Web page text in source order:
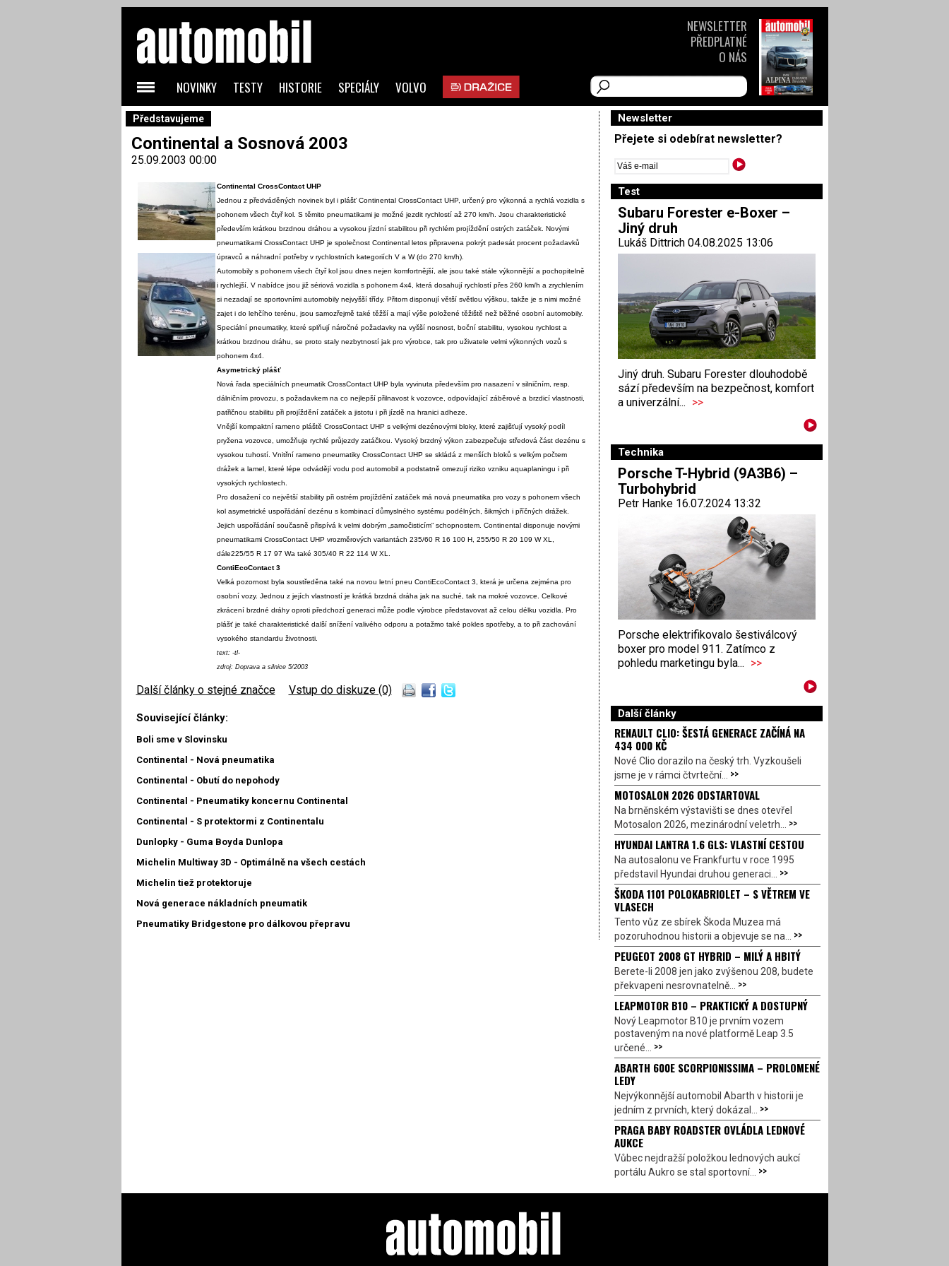
Představujeme
Continental a Sosnová 2003
25.09.2003 00:00
Continental CrossContact UHP
Jednou z předváděných novinek byl i plášť Continental CrossContact UHP, určený pro výkonná a rychlá vozidla s
pohonem všech čtyř kol. S těmito pneumatikami je možné jezdit rychlostí až 270 km/h. Jsou charakteristické
především krátkou brzdnou dráhou a vysokou jízdní stabilitou při rychlém projíždění ostrých zatáček. Novými
pneumatikami CrossContact UHP je společnost Continental letos připravena pokrýt padesát procent požadavků
úpravců a náhradní potřeby v rychlostních kategoriích V a W (do 270 km/h).
Automobily s pohonem všech čtyř kol jsou dnes nejen komfortnější, ale jsou také stále výkonnější a pochopitelně
i rychlejší. V nabídce jsou již sériová vozidla s pohonem 4x4, která dosahují rychlostí přes 260 km/h a zrychlením
si nezadají se sportovními automobily nejvyšší třídy. Přitom disponují větší světlou výškou, takže je s nimi možné
zajet i do lehčího terénu, jsou samozřejmě také těžší a mají výše položené těžiště než běžné osobní automobily.
Speciální pneumatiky, které splňují náročné požadavky na vyšší nosnost, boční stabilitu, vysokou rychlost a
krátkou brzdnou dráhu, se proto staly nezbytností jak pro výrobce, tak pro uživatele velmi výkonných vozů s
pohonem 4x4.
Asymetrický plášť
Nová řada speciálních pneumatik CrossContact UHP byla vyvinuta především pro nasazení v silničním, resp.
dálničním provozu, s požadavkem na co nejlepší přilnavost k vozovce, odpovídající záběrové a brzdicí vlastnosti,
patřičnou stabilitu při projíždění zatáček a jistotu i při jízdě na hranici adheze.
Vnější kompaktní rameno pláště CrossContact UHP s velkými dezénovými bloky, které zajišťují vysoký podíl
pryžena vozovce, umožňuje rychlé průjezdy zatáčkou. Vysoký brzdný výkon zabezpečuje středová část dezénu s
vysokou tuhostí. Vnitřní rameno pneumatiky CrossContact UHP se skládá z menších bloků s velkým počtem
drážek a lamel, které lépe odvádějí vodu pod automobil a podstatně omezují riziko vzniku aquaplaningu i při
vysokých rychlostech.
Pro dosažení co největší stability při ostrém projíždění zatáček má nová pneumatika pro vozy s pohonem všech
kol asymetrické uspořádání dezénu s kombinací důmyslného systému podélných, šikmých i příčných drážek.
Jejich uspořádání současně přispívá k velmi dobrým „samočisticím“ schopnostem. Continental disponuje novými
pneumatikami CrossContact UHP vrozměrových variantách 235/60 R 16 100 H, 255/50 R 20 109 W XL,
dále225/55 R 17 97 Wa také 305/40 R 22 114 W XL.
ContiEcoContact 3
Velká pozornost byla soustředěna také na novou letní pneu ContiEcoContact 3, která je určena zejména pro
osobní vozy. Jednou z jejích vlastností je krátká brzdná dráha jak na suché, tak na mokré vozovce. Celkové
zkrácení brzdné dráhy oproti předchozí generaci může podle výrobce představovat až celou délku vozidla. Pro
plášť je také charakteristické další snížení valivého odporu a potažmo také pokles spotřeby, a to při zachování
vysokého standardu životnosti.
text: -tl-
zdroj: Doprava a silnice 5/2003
Další články o stejné značce Vstup do diskuze (0)
Související články:
Boli sme v Slovinsku
Continental - Nová pneumatika
Continental - Obutí do nepohody
Continental - Pneumatiky koncernu Continental
Continental - S protektormi z Continentalu
Dunlopky - Guma Boyda Dunlopa
Michelin Multiway 3D - Optimálně na všech cestách
Michelin tiež protektoruje
Nová generace nákladních pneumatik
Pneumatiky Bridgestone pro dálkovou přepravu
Newsletter
Přejete si odebírat newsletter?
Test
Subaru Forester e-Boxer –
Jiný druh
Lukáš Dittrich 04.08.2025 13:06
Jiný druh. Subaru Forester dlouhodobě
sází především na bezpečnost, komfort
a univerzální... >>
Technika
Porsche T-Hybrid (9A3B6) –
Turbohybrid
Petr Hanke 16.07.2024 13:32
Porsche elektrifikovalo šestiválcový
boxer pro model 911. Zatímco z
pohledu marketingu byla... >>
Další články
RENAULT CLIO: ŠESTÁ GENERACE ZAČÍNÁ NA
434 000 KČ
Nové Clio dorazilo na český trh. Vyzkoušeli
jsme je v rámci čtvrteční... >>
MOTOSALON 2026 ODSTARTOVAL
Na brněnském výstavišti se dnes otevřel
Motosalon 2026, mezinárodní veletrh... >>
HYUNDAI LANTRA 1.6 GLS: VLASTNÍ CESTOU
Na autosalonu ve Frankfurtu v roce 1995
představil Hyundai druhou generaci... >>
ŠKODA 1101 POLOKABRIOLET – S VĚTREM VE
VLASECH
Tento vůz ze sbírek Škoda Muzea má
pozoruhodnou historii a objevuje se na... >>
PEUGEOT 2008 GT HYBRID – MILÝ A HBITÝ
Berete-li 2008 jen jako zvýšenou 208, budete
překvapeni nesrovnatelně... >>
LEAPMOTOR B10 – PRAKTICKÝ A DOSTUPNÝ
Nový Leapmotor B10 je prvním vozem
postaveným na nové platformě Leap 3.5
určené... >>
ABARTH 600E SCORPIONISSIMA – PROLOMENÉ
LEDY
Nejvýkonnější automobil Abarth v historii je
jedním z prvních, který dokázal... >>
PRAGA BABY ROADSTER OVLÁDLA LEDNOVÉ
AUKCE
Vůbec nejdražší položkou lednových aukcí
portálu Aukro se stal sportovní... >>
NOVINKY TESTY HISTORIE SPECIÁLY VOLVO
NEWSLETTER
PŘEDPLATNÉ
O NÁS